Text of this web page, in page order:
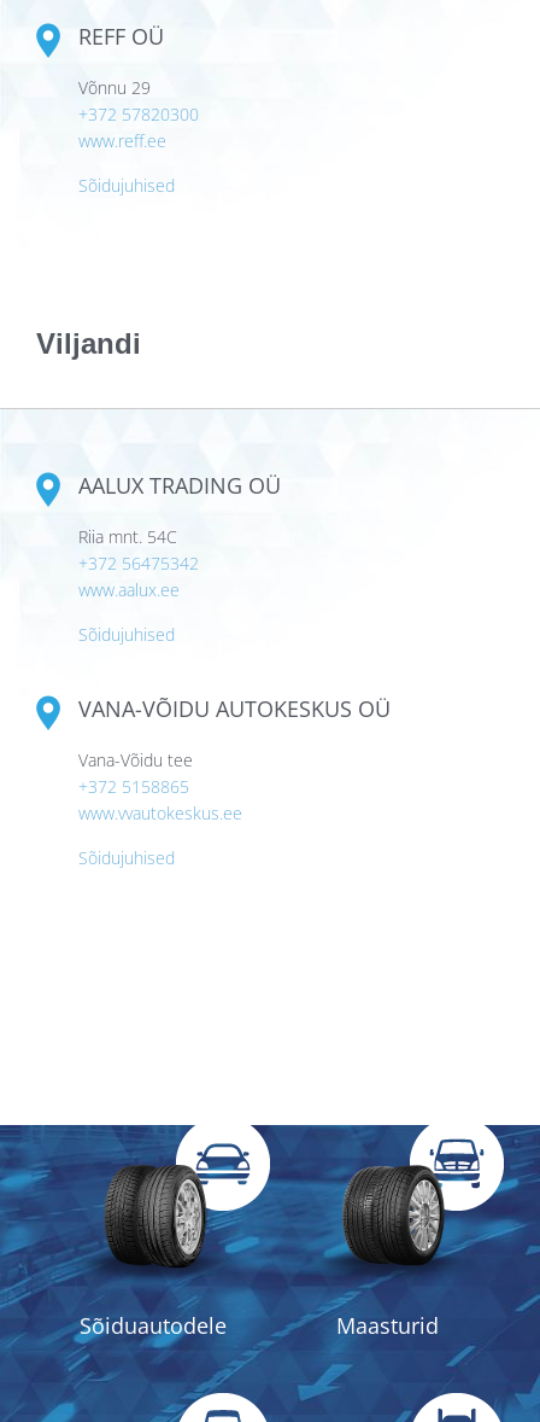
REFF OÜ
Võnnu 29
+372 57820300
www.reff.ee
Sõidujuhised
Viljandi
AALUX TRADING OÜ
Riia mnt. 54C
+372 56475342
www.aalux.ee
Sõidujuhised
VANA-VÕIDU AUTOKESKUS OÜ
Vana-Võidu tee
+372 5158865
www.vvautokeskus.ee
Sõidujuhised
Sõiduautodele Maasturid